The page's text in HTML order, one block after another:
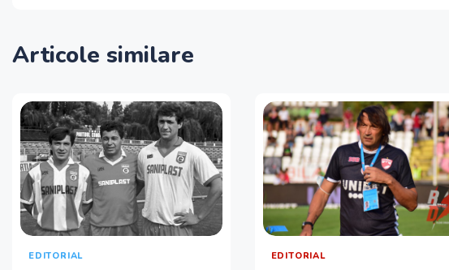
Articole similare
EDITORIAL EDITORIAL